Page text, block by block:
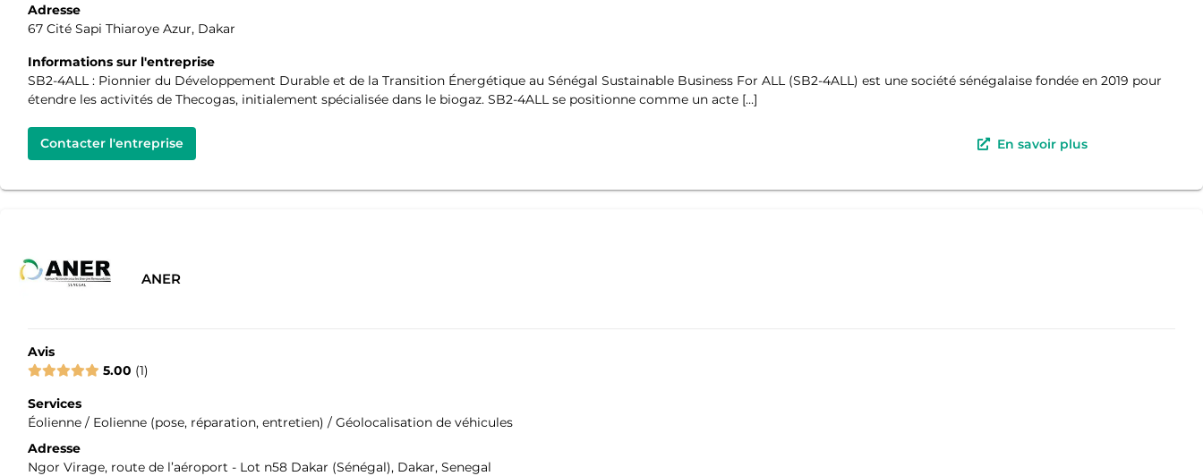
Adresse
67 Cité Sapi Thiaroye Azur, Dakar
Informations sur l'entreprise
SB2-4ALL : Pionnier du Développement Durable et de la Transition Énergétique au Sénégal Sustainable Business For ALL (SB2-4ALL) est une société sénégalaise fondée en 2019 pour
étendre les activités de Thecogas, initialement spécialisée dans le biogaz. SB2-4ALL se positionne comme un acte […]
Contacter l'entreprise En savoir plus
ANER
Avis
5.00 1
Services
Éolienne / Eolienne (pose, réparation, entretien) / Géolocalisation de véhicules
Adresse
Ngor Virage, route de l’aéroport - Lot n58 Dakar (Sénégal), Dakar, Senegal